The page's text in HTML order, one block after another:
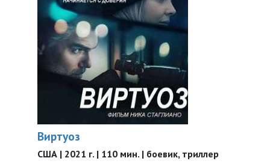
Виртуоз
США | 2021 г. | 110 мин. | боевик, триллер